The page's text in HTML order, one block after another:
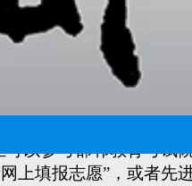
中考填报志愿采用网上
报。
可以参考邯郸教育考试
上填报志愿”，或者先